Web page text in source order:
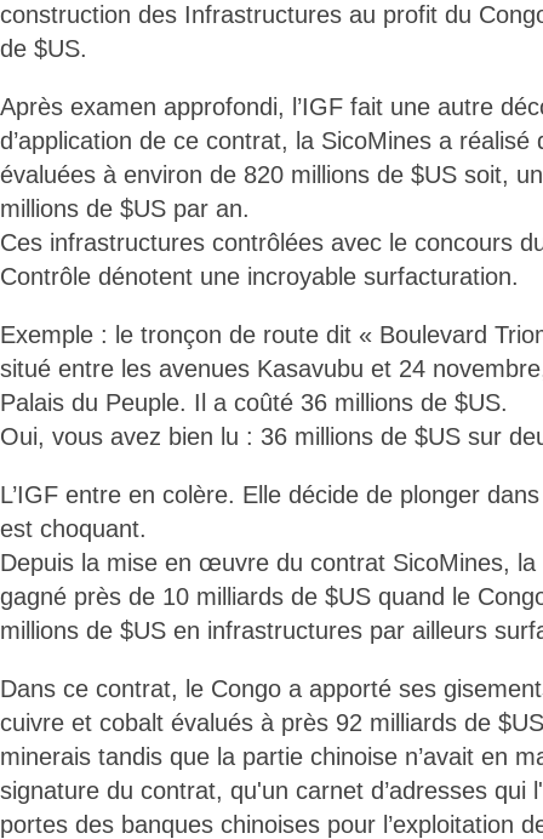
construction des Infrastructures au profit du
de $US.
Après examen approfondi, l’IGF fait une autre
d’application de ce contrat, la SicoMines a
évaluées à environ de 820 millions de $US soit,
millions de $US par an.
Ces infrastructures contrôlées avec le concours
Contrôle dénotent une incroyable surfacturation.
Exemple : le tronçon de route dit « Boulevard
situé entre les avenues Kasavubu et 24
Palais du Peuple. Il a coûté 36 millions de $US.
Oui, vous avez bien lu : 36 millions de $US sur
L’IGF entre en colère. Elle décide de plonger
est choquant.
Depuis la mise en œuvre du contrat SicoMines, la
gagné près de 10 milliards de $US quand le
millions de $US en infrastructures par ailleurs
Dans ce contrat, le Congo a apporté ses
cuivre et cobalt évalués à près 92 milliards de
minerais tandis que la partie chinoise n’avait en
signature du contrat, qu'un carnet d’adresses qui
portes des banques chinoises pour l’exploitation